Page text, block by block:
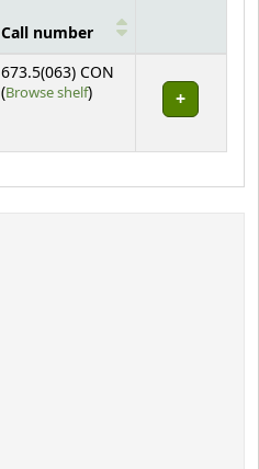
Call number
673.5(063) CON
(Browse shelf(Opens below)
)